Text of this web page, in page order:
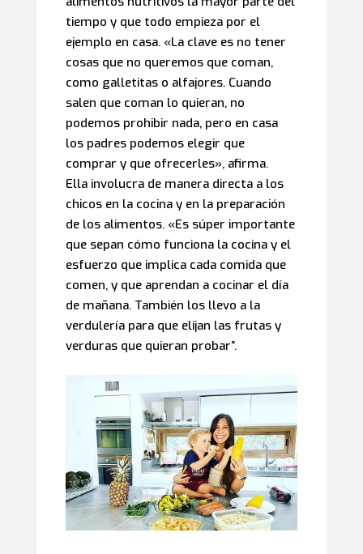
tiempo y que todo empieza por el
ejemplo en casa. «La clave es no tener
cosas que no queremos que coman,
como galletitas o alfajores. Cuando
salen que coman lo quieran, no
podemos prohibir nada, pero en casa
los padres podemos elegir que
comprar y que ofrecerles», afirma.
Ella involucra de manera directa a los
chicos en la cocina y en la preparación
de los alimentos. «Es súper importante
que sepan cómo funciona la cocina y el
esfuerzo que implica cada comida que
comen, y que aprendan a cocinar el día
de mañana. También los llevo a la
verdulería para que elijan las frutas y
verduras que quieran probar”.